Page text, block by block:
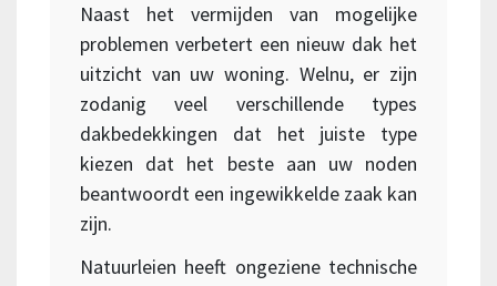
Naast het vermijden van mogelijke
problemen verbetert een nieuw dak het
uitzicht van uw woning. Welnu, er zijn
zodanig veel verschillende types
dakbedekkingen dat het juiste type
kiezen dat het beste aan uw noden
beantwoordt een ingewikkelde zaak kan
zijn.
Natuurleien heeft ongeziene technische